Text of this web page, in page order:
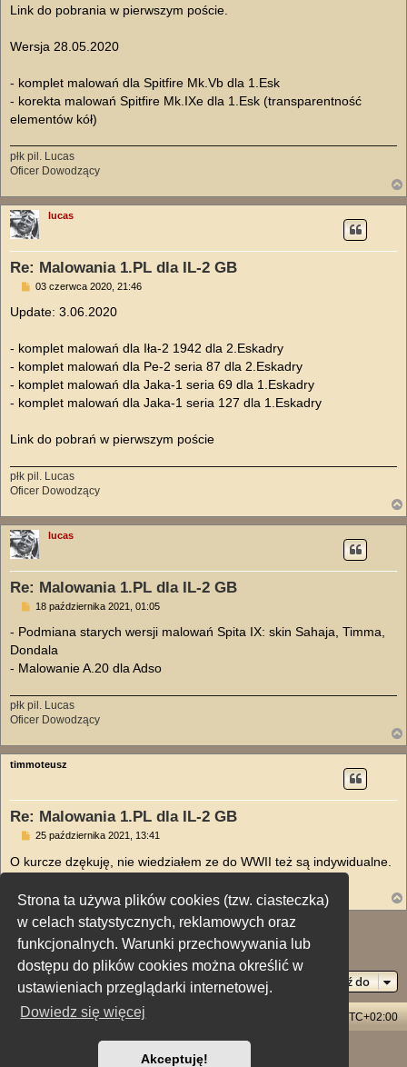
Strona ta używa plików cookies (tzw. ciasteczka)
w celach statystycznych, reklamowych oraz
funkcjonalnych. Warunki przechowywania lub
dostępu do plików cookies można określić w
ustawieniach przeglądarki internetowej.
Dowiedz się więcej
Akceptuję!
s
Link do pobrania w pierwszym poście.
Wersja 28.05.2020
- komplet malowań dla Spitfire Mk.Vb dla 1.Esk
- korekta malowań Spitfire Mk.IXe dla 1.Esk (transparentność
elementów kół)
płk pil. Lucas
Oficer Dowodzący
lucas
Re: Malowania 1.PL dla IL-2 GB
P
s
03 czerwca 2020, 21:46
Update: 3.06.2020
- komplet malowań dla Iła-2 1942 dla 2.Eskadry
- komplet malowań dla Pe-2 seria 87 dla 2.Eskadry
- komplet malowań dla Jaka-1 seria 69 dla 1.Eskadry
- komplet malowań dla Jaka-1 seria 127 dla 1.Eskadry
Link do pobrań w pierwszym poście
płk pil. Lucas
Oficer Dowodzący
lucas
Re: Malowania 1.PL dla IL-2 GB
P
s
18 października 2021, 01:05
- Podmiana starych wersji malowań Spita IX: skin Sahaja, Timma,
Dondala
- Malowanie A.20 dla Adso
płk pil. Lucas
Oficer Dowodzący
timmoteusz
Re: Malowania 1.PL dla IL-2 GB
P
s
t
25 października 2021, 13:41
O kurcze dzękuję, nie wiedziałem ze do WWII też są indywidualne.
ODPOWIEDZ
Posty: 6 • Strona1z 1
Przejdź do
Strona główna UTC+02:00
Usuń ciasteczka witryny
Polski pakiet językowy dostarczaphpBB.pl